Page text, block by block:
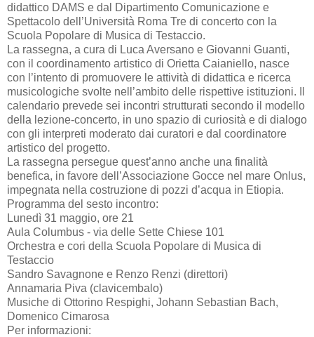
didattico DAMS e dal Dipartimento Comunicazione e
Spettacolo dell’Università Roma Tre di concerto con la
Scuola Popolare di Musica di Testaccio.
La rassegna, a cura di Luca Aversano e Giovanni Guanti,
con il coordinamento artistico di Orietta Caianiello, nasce
con l’intento di promuovere le attività di didattica e ricerca
musicologiche svolte nell’ambito delle rispettive istituzioni. Il
calendario prevede sei incontri strutturati secondo il modello
della lezione-concerto, in uno spazio di curiosità e di dialogo
con gli interpreti moderato dai curatori e dal coordinatore
artistico del progetto.
La rassegna persegue quest’anno anche una finalità
benefica, in favore dell’Associazione Gocce nel mare Onlus,
impegnata nella costruzione di pozzi d’acqua in Etiopia.
Programma del sesto incontro:
Lunedì 31 maggio, ore 21
Aula Columbus - via delle Sette Chiese 101
Orchestra e cori della Scuola Popolare di Musica di
Testaccio
Sandro Savagnone e Renzo Renzi (direttori)
Annamaria Piva (clavicembalo)
Musiche di Ottorino Respighi, Johann Sebastian Bach,
Domenico Cimarosa
Per informazioni: